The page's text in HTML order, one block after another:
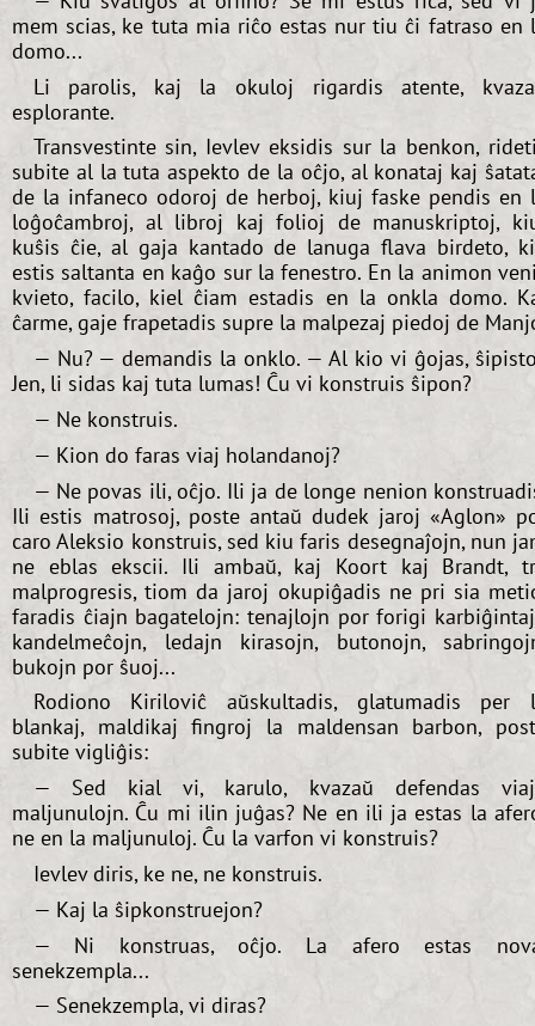
mem scias, ke tuta mia riĉo estas nur tiu ĉi fatraso en
domo...
Li parolis, kaj la okuloj rigardis atente,
esplorante.
Transvestinte sin, Ievlev eksidis sur la benkon,
subite al la tuta aspekto de la oĉjo, al konataj kaj
de la infaneco odoroj de herboj, kiuj faske pendis en
loĝoĉambroj, al libroj kaj folioj de manuskriptoj,
kuŝis ĉie, al gaja kantado de lanuga flava birdeto,
estis saltanta en kaĝo sur la fenestro. En la animon
kvieto, facilo, kiel ĉiam estadis en la onkla domo.
ĉarme, gaje frapetadis supre la malpezaj piedoj de
— Nu? — demandis la onklo. — Al kio vi ĝojas,
Jen, li sidas kaj tuta lumas! Ĉu vi konstruis ŝipon?
— Ne konstruis.
— Kion do faras viaj holandanoj?
— Ne povas ili, oĉjo. Ili ja de longe nenion
Ili estis matrosoj, poste antaŭ dudek jaroj «Aglon»
caro Aleksio konstruis, sed kiu faris desegnaĵojn, nun
ne eblas ekscii. Ili ambaŭ, kaj Koort kaj Brandt,
malprogresis, tiom da jaroj okupiĝadis ne pri sia
faradis ĉiajn bagatelojn: tenajlojn por forigi
kandelmeĉojn, ledajn kirasojn, butonojn,
bukojn por ŝuoj...
Rodiono Kiriloviĉ aŭskultadis, glatumadis per
blankaj, maldikaj fingroj la maldensan barbon,
subite vigliĝis:
— Sed kial vi, karulo, kvazaŭ defendas
maljunulojn. Ĉu mi ilin juĝas? Ne en ili ja estas la
ne en la maljunuloj. Ĉu la varfon vi konstruis?
Ievlev diris, ke ne, ne konstruis.
— Kaj la ŝipkonstruejon?
— Ni konstruas, oĉjo. La afero estas
senekzempla...
— Senekzempla, vi diras?